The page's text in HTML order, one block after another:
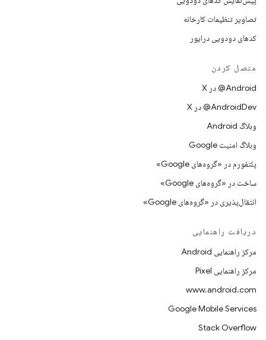
تصاویر تنظیمات کارخانه
کدهای دودویی درایور
متصل کردن
‫‎@Android در X
‫‎@AndroidDev در X
وبلاگ Android
وبلاگ امنیت Google
پلتفورم در «گروه‌های Google»
ساخت در «گروه‌های Google»
انتقال‌پذیری در «گروه‌های Google»
دریافت راهنمایی
مرکز راهنمایی Android
مرکز راهنمایی Pixel
www.android.com
Google Mobile Services
Stack Overflow